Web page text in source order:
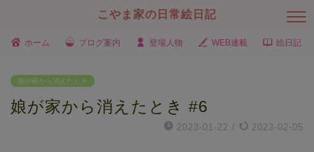
こやま家の日常絵日記
ホーム ブログ案内 登場人物 WEB連載 絵日記
娘が家から消えたとき
娘が家から消えたとき #6
2023-01-22 / 2023-02-05